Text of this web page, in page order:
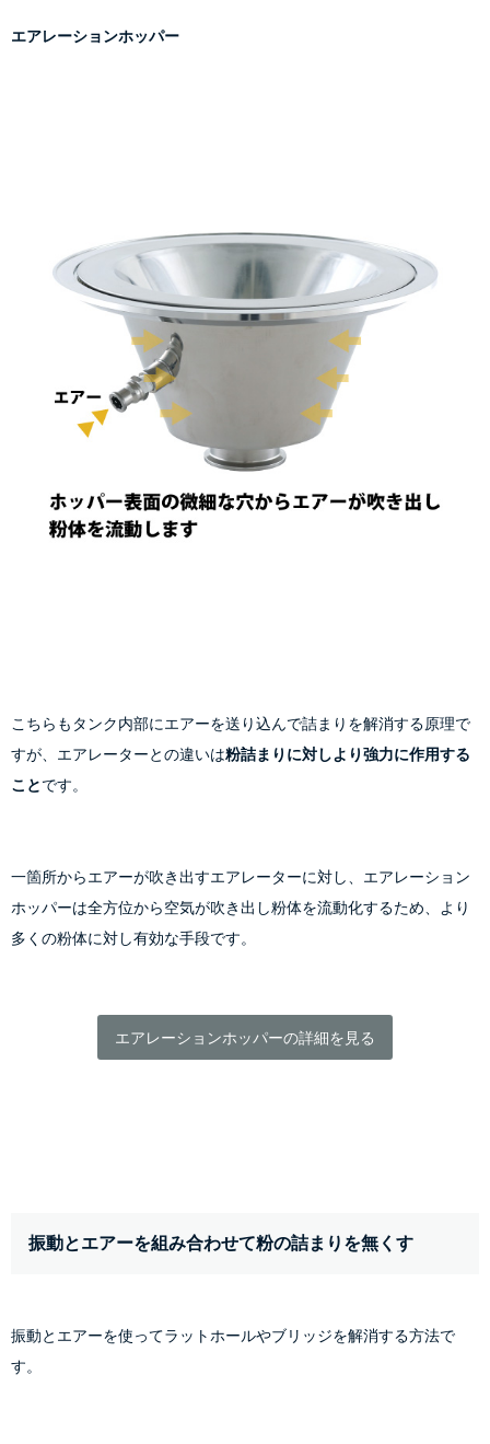
エアレーションホッパー
こちらもタンク内部にエアーを送り込んで詰まりを解消する原理で
すが、エアレーターとの違いは粉詰まりに対しより強力に作用する
ことです。
一箇所からエアーが吹き出すエアレーターに対し、エアレーション
ホッパーは全方位から空気が吹き出し粉体を流動化するため、より
多くの粉体に対し有効な手段です。
エアレーションホッパーの詳細を見る
振動とエアーを組み合わせて粉の詰まりを無くす
振動とエアーを使ってラットホールやブリッジを解消する方法で
す。